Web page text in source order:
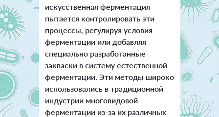
искусственная ферментация
пытается контролировать эти
процессы, регулируя условия
ферментации или добавляя
специально разработанные
закваски в систему естественной
ферментации. Эти методы широко
использовались в традиционной
индустрии многовидовой
ферментации из-за их различных